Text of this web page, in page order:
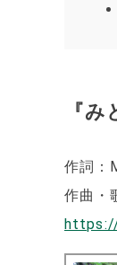
『
作詞：
作曲・
https://